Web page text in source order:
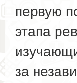
первую
этапа
за